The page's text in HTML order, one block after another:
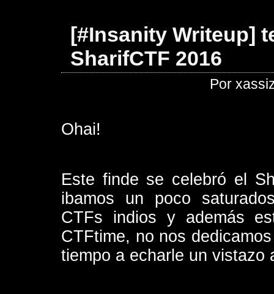
[#Insanity Writeup]
SharifCTF 2016
Por
Ohai!
Este finde se celebró el
ibamos un poco
CTFs indios y además
CTFtime, no nos
tiempo a echarle un vistazo